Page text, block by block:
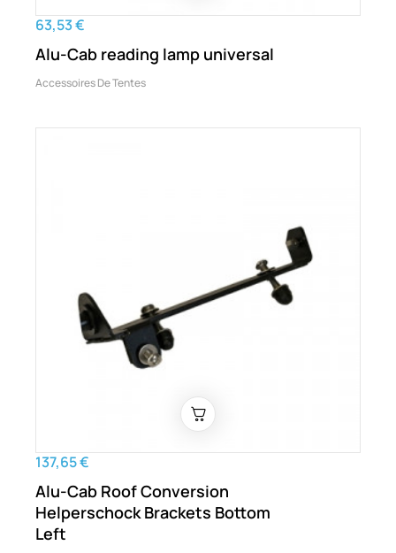
63,53 €
Alu-Cab reading lamp universal
Accessoires De Tentes
137,65 €
Alu-Cab Roof Conversion
Helperschock Brackets Bottom
Left